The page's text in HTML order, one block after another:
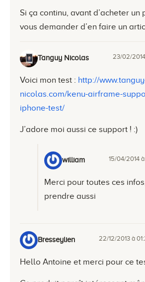
Si ça continu, avant d’acheter un
vous demander d’en faire un
Tanguy Nicolas 23/02/
Voici mon test : http://
nicolas.com/kenu-airframe-
iphone-test/
J’adore moi aussi ce support ! :)
william 15/04/2014
Merci pour toutes ces
prendre aussi
Bresseylien 22/12/2013 à
Hello Antoine et merci pour ce